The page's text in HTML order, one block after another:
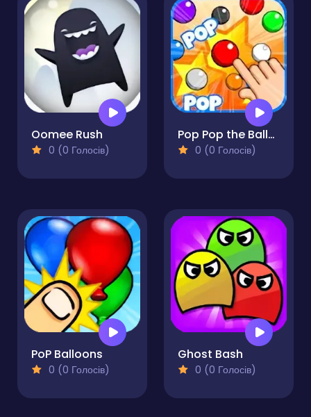
Oomee Rush
0 (0 Голосів)
Pop Pop the Balloons
0 (0 Голосів)
PoP Balloons
0 (0 Голосів)
Ghost Bash
0 (0 Голосів)